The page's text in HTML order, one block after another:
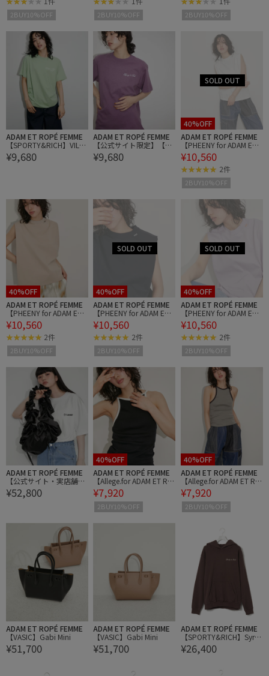
2BUY10%OFF 2BUY10%OFF 2BUY10%OFF
ADAM ET ROPÉ FEMME
【SPORTY&RICH】VILLA
T SHIRT
¥9,680
ADAM ET ROPÉ FEMME
【公式サイト限定】【SP
ORTY&RICH】CURSIVE L
OGO T SHIRT
¥9,680
40%OFF
ADAM ET ROPÉ FEMME
【PHEENY for ADAM ET
ROPE'】Organic Cotton
N/S
¥10,560
2件
2BUY10%OFF
40%OFF
ADAM ET ROPÉ FEMME
【PHEENY for ADAM ET
ROPE'】Organic Cotton
N/S
¥10,560
2件
2BUY10%OFF
40%OFF
ADAM ET ROPÉ FEMME
【PHEENY for ADAM ET
ROPE'】Organic Cotton
N/S
¥10,560
2件
2BUY10%OFF
40%OFF
ADAM ET ROPÉ FEMME
【PHEENY for ADAM ET
ROPE'】Organic Cotton
N/S
¥10,560
2件
2BUY10%OFF
ADAM ET ROPÉ FEMME
【公式サイト・実店舗限
定】【OperaSPORT(オ
ペラスポーツ)】SHIRLEY
¥52,800
40%OFF
ADAM ET ROPÉ FEMME
【Allege.for ADAM ET RO
PE'】BI COLOR TANK TO
P
¥7,920
2BUY10%OFF
40%OFF
ADAM ET ROPÉ FEMME
【Allege.for ADAM ET RO
PE'】BI COLOR TANK TO
P
¥7,920
2BUY10%OFF
ADAM ET ROPÉ FEMME
【VASIC】Gabi Mini
¥51,700
ADAM ET ROPÉ FEMME
【VASIC】Gabi Mini
¥51,700
ADAM ET ROPÉ FEMME
【SPORTY&RICH】Syrac
use Hoodie
¥26,400